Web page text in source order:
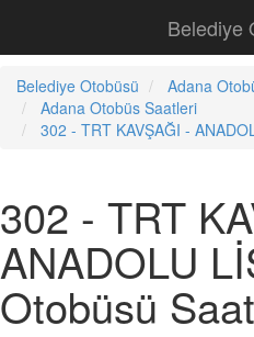
Belediye
Belediye Otobüsü
Adana
Adana Otobüs Saatleri
302 - TRT KAVŞAĞI -
302 - TRT
ANADOLU
Otobüsü